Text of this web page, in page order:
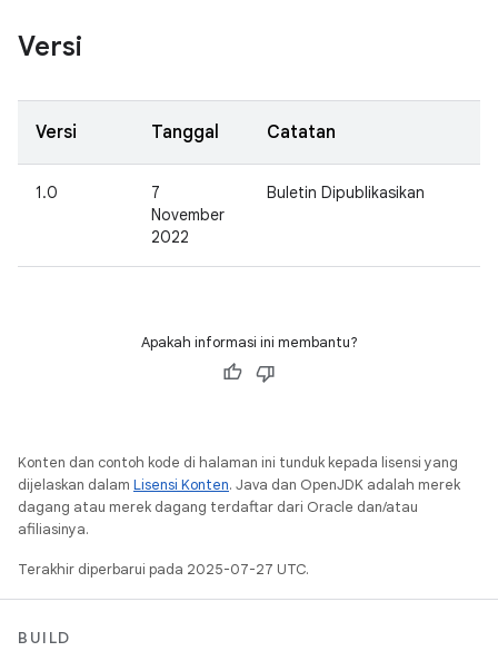
Versi
Versi Tanggal Catatan
1.0
7
November
2022
Buletin Dipublikasikan
Apakah informasi ini membantu?
Konten dan contoh kode di halaman ini tunduk kepada lisensi yang
dijelaskan dalam Lisensi Konten. Java dan OpenJDK adalah merek
dagang atau merek dagang terdaftar dari Oracle dan/atau
afiliasinya.
Terakhir diperbarui pada 2025-07-27 UTC.
BUILD